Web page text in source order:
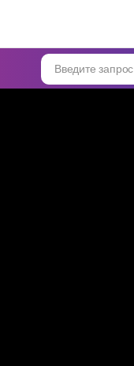
Введите запрос